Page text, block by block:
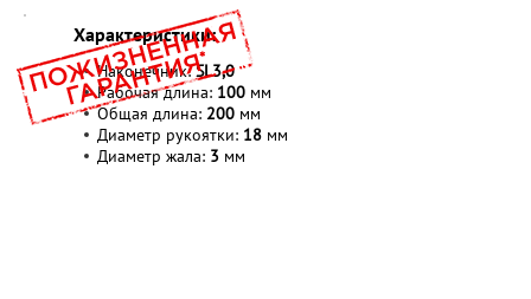
Характеристики:
Наконечник:SL3,0
Рабочая длина: 100 мм
Общая длина: 200 мм
Диаметр рукоятки: 18 мм
Диаметр жала: 3 мм